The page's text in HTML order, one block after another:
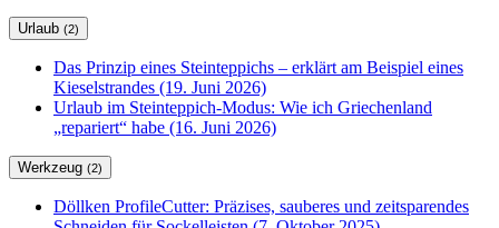
Urlaub (2)
Das Prinzip eines Steinteppichs – erklärt am Beispiel eines
Kieselstrandes (19. Juni 2026)
Urlaub im Steinteppich-Modus: Wie ich Griechenland
„repariert“ habe (16. Juni 2026)
Werkzeug (2)
Döllken ProfileCutter: Präzises, sauberes und zeitsparendes